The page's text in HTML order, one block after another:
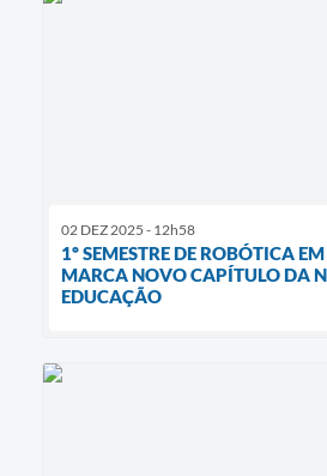
02 DEZ 2025 - 12h58
1º SEMESTRE DE ROBÓTICA
MARCA NOVO CAPÍTULO DA
EDUCAÇÃO